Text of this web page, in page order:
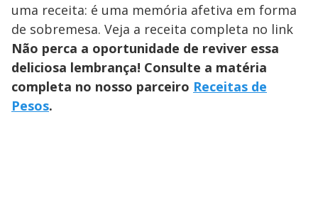
uma receita: é uma memória afetiva em forma
de sobremesa. Veja a receita completa no link
Não perca a oportunidade de reviver essa
deliciosa lembrança! Consulte a matéria
completa no nosso parceiro Receitas de
Pesos.